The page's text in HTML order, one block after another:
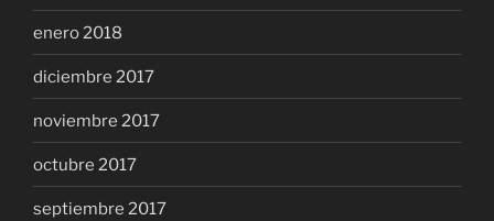
enero 2018
diciembre 2017
noviembre 2017
octubre 2017
septiembre 2017